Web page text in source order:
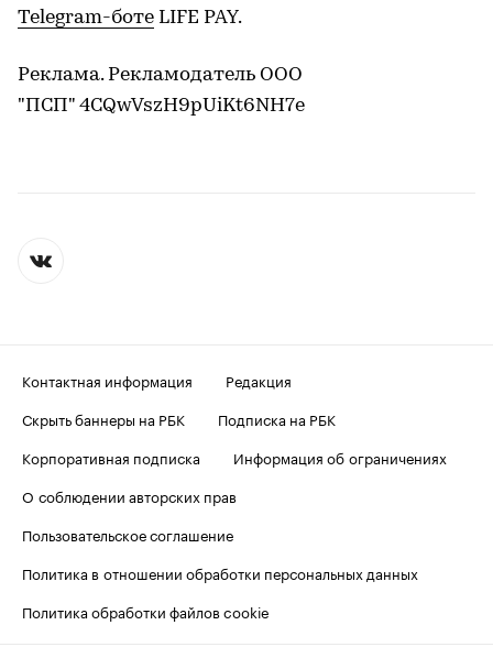
Telegram-боте LIFE PAY.
Реклама. Рекламодатель ООО
"ПСП" 4CQwVszH9pUiKt6NH7e
Контактная информация
Редакция
Скрыть баннеры на РБК
Подписка на РБК
Корпоративная подписка
Информация об ограничениях
О соблюдении авторских прав
Пользовательское соглашение
Политика в отношении обработки персональных данных
Политика обработки файлов cookie